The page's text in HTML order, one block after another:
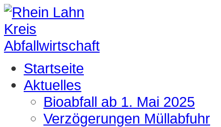
Startseite
Aktuelles
Bioabfall ab 1. Mai 2025
Verzögerungen Müllabfuhr